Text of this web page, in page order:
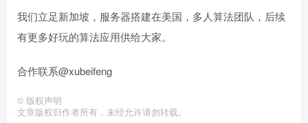
我们立足新加坡，服务器搭建在美国，多人算法团队，后续
有更多好玩的算法应用供给大家。
合作联系@xubeifeng
© 版权声明
文章版权归作者所有，未经允许请勿转载。